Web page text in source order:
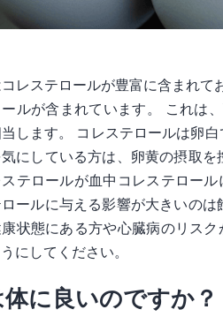
レステロールが豊富に含まれ
ルが含まれています。 これは
します。 コレステロールは卵
にしている方は、卵黄の摂取
テロールが血中コレステロー
ールに与える影響が大きいの
状態にある方や心臓病のリス
にしてください。
体に良いのですか？